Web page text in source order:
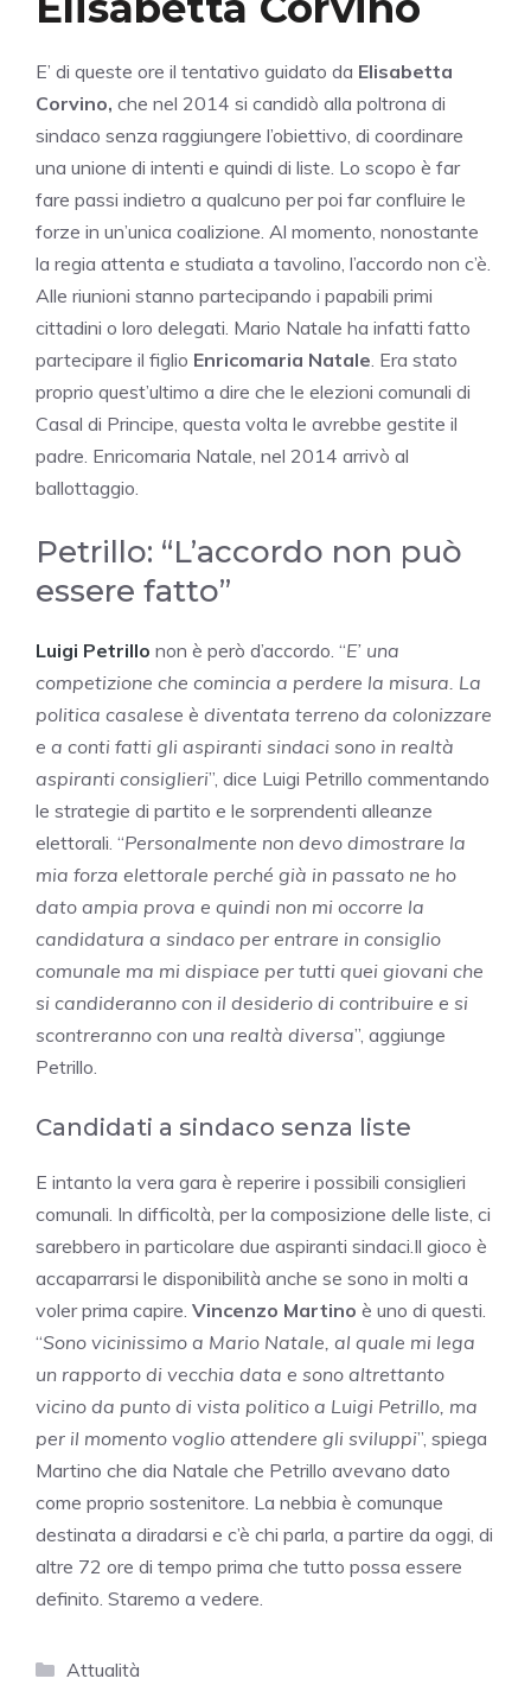
E’ di queste ore il tentativo guidato da Elisabetta
Corvino, che nel 2014 si candidò alla poltrona di
sindaco senza raggiungere l’obiettivo, di coordinare
una unione di intenti e quindi di liste. Lo scopo è far
fare passi indietro a qualcuno per poi far confluire le
forze in un’unica coalizione. Al momento, nonostante
la regia attenta e studiata a tavolino, l’accordo non c’è.
Alle riunioni stanno partecipando i papabili primi
cittadini o loro delegati. Mario Natale ha infatti fatto
partecipare il figlio Enricomaria Natale. Era stato
proprio quest’ultimo a dire che le elezioni comunali di
Casal di Principe, questa volta le avrebbe gestite il
padre. Enricomaria Natale, nel 2014 arrivò al
ballottaggio.
Petrillo: “L’accordo non può
essere fatto”
Luigi Petrillo non è però d’accordo. “E’ una
competizione che comincia a perdere la misura. La
politica casalese è diventata terreno da colonizzare
e a conti fatti gli aspiranti sindaci sono in realtà
aspiranti consiglieri”, dice Luigi Petrillo commentando
le strategie di partito e le sorprendenti alleanze
elettorali. “Personalmente non devo dimostrare la
mia forza elettorale perché già in passato ne ho
dato ampia prova e quindi non mi occorre la
candidatura a sindaco per entrare in consiglio
comunale ma mi dispiace per tutti quei giovani che
si candideranno con il desiderio di contribuire e si
scontreranno con una realtà diversa”, aggiunge
Petrillo.
Candidati a sindaco senza liste
E intanto la vera gara è reperire i possibili consiglieri
comunali. In difficoltà, per la composizione delle liste, ci
sarebbero in particolare due aspiranti sindaci.Il gioco è
accaparrarsi le disponibilità anche se sono in molti a
voler prima capire. Vincenzo Martino è uno di questi.
“Sono vicinissimo a Mario Natale, al quale mi lega
un rapporto di vecchia data e sono altrettanto
vicino da punto di vista politico a Luigi Petrillo, ma
per il momento voglio attendere gli sviluppi”, spiega
Martino che dia Natale che Petrillo avevano dato
come proprio sostenitore. La nebbia è comunque
destinata a diradarsi e c’è chi parla, a partire da oggi, di
altre 72 ore di tempo prima che tutto possa essere
definito. Staremo a vedere.
Categorie
Attualità